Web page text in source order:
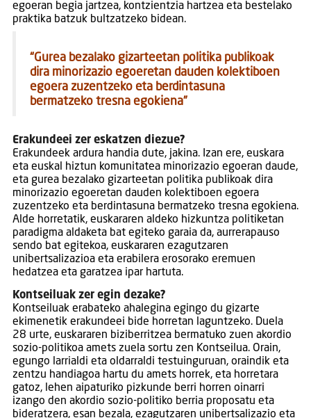
egoeran begia jartzea, kontzientzia hartzea eta bestelako
praktika batzuk bultzatzeko bidean.
“Gurea bezalako gizarteetan politika publikoak
dira minorizazio egoeretan dauden kolektiboen
egoera zuzentzeko eta berdintasuna
bermatzeko tresna egokiena”
Erakundeei zer eskatzen diezue?
Erakundeek ardura handia dute, jakina. Izan ere, euskara
eta euskal hiztun komunitatea minorizazio egoeran daude,
eta gurea bezalako gizarteetan politika publikoak dira
minorizazio egoeretan dauden kolektiboen egoera
zuzentzeko eta berdintasuna bermatzeko tresna egokiena.
Alde horretatik, euskararen aldeko hizkuntza politiketan
paradigma aldaketa bat egiteko garaia da, aurrerapauso
sendo bat egitekoa, euskararen ezagutzaren
unibertsalizazioa eta erabilera erosorako eremuen
hedatzea eta garatzea ipar hartuta.
Kontseiluak zer egin dezake?
Kontseiluak erabateko ahalegina egingo du gizarte
ekimenetik erakundeei bide horretan laguntzeko. Duela
28 urte, euskararen biziberritzea bermatuko zuen akordio
sozio-politikoa amets zuela sortu zen Kontseilua. Orain,
egungo larrialdi eta oldarraldi testuinguruan, oraindik eta
zentzu handiagoa hartu du amets horrek, eta horretara
gatoz, lehen aipaturiko pizkunde berri horren oinarri
izango den akordio sozio-politiko berria proposatu eta
bideratzera, esan bezala, ezagutzaren unibertsalizazio eta